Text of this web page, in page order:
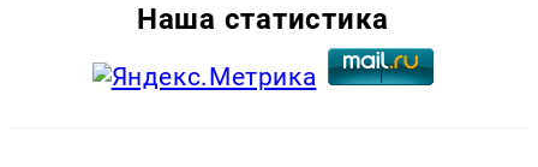
Наша статистика